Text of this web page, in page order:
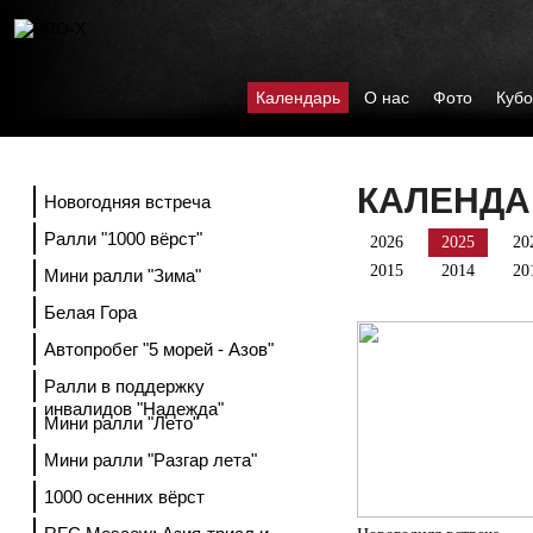
Календарь О нас Фото
Новогодняя встреча
Ралли "1000 вёрст"
Мини ралли "Зима"
Белая Гора
Автопробег "5 морей - Азов"
Ралли в поддержку
инвалидов "Надежда"
Мини ралли "Лето"
Мини ралли "Разгар лета"
1000 осенних вёрст
2026 2025
2015
2014